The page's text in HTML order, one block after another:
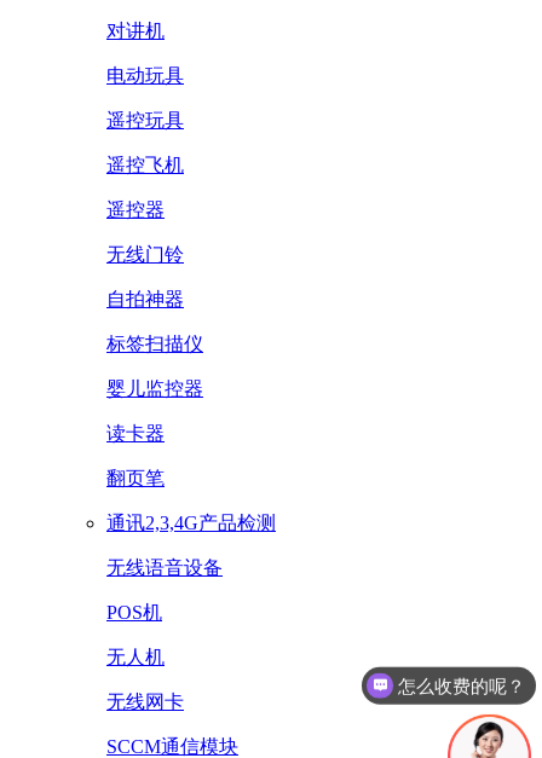
对讲机
电动玩具
遥控玩具
遥控飞机
遥控器
无线门铃
自拍神器
标签扫描仪
婴儿监控器
读卡器
翻页笔
通讯2,3,4G产品检测
无线语音设备
POS机
无人机
无线网卡
SCCM通信模块
怎么收费的呢？